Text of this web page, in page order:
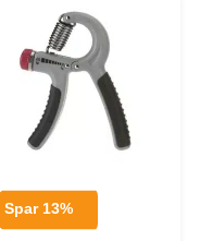
Spar 13%